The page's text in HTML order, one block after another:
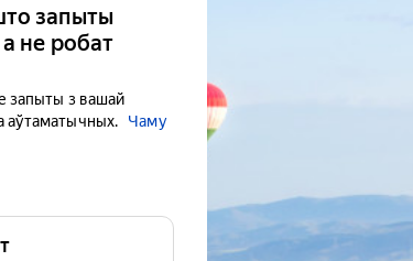
запыты
не робат
запыты з вашай
аўтаматычных.
Чаму